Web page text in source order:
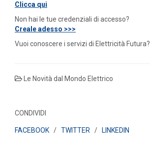
Clicca qui
Non hai le tue credenziali di accesso?
Creale adesso >>>
Vuoi conoscere i servizi di Elettricità Futura?
Le Novità dal Mondo Elettrico
CONDIVIDI
FACEBOOK / TWITTER / LINKEDIN